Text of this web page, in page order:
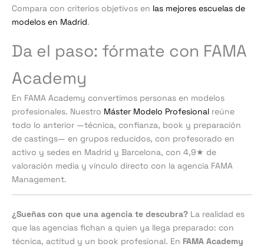
Compara con criterios objetivos en las mejores escuelas de
modelos en Madrid.
Da el paso: fórmate con FAMA
Academy
En FAMA Academy convertimos personas en modelos
profesionales. Nuestro Máster Modelo Profesional reúne
todo lo anterior —técnica, confianza, book y preparación
de castings— en grupos reducidos, con profesorado en
activo y sedes en Madrid y Barcelona, con 4,9★ de
valoración media y vínculo directo con la agencia FAMA
Management.
¿Sueñas con que una agencia te descubra? La realidad es
que las agencias fichan a quien ya llega preparado: con
técnica, actitud y un book profesional. En FAMA Academy